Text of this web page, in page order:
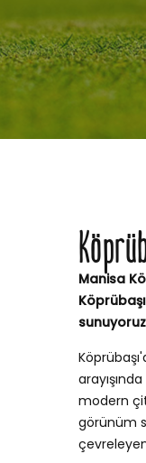
Manisa
modern
görünüm